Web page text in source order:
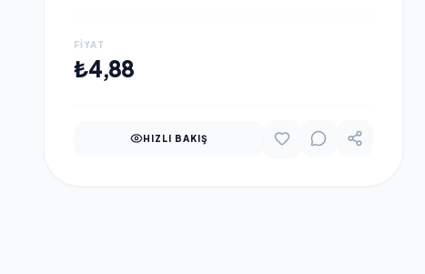
FIYAT
₺4,88
HIZLI BAKIŞ